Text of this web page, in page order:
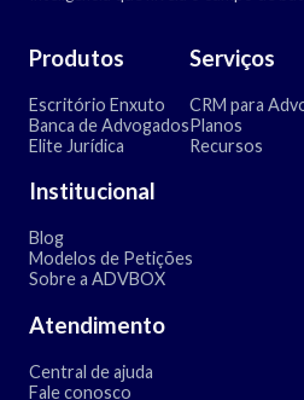
Produtos
Escritório Enxuto
Banca de Advogados
Elite Jurídica
Serviços
CRM para
Planos
Recursos
Institucional
Blog
Modelos de Petições
Sobre a ADVBOX
Atendimento
Central de ajuda
Fale conosco